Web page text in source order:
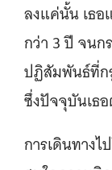
ลงแค่นั้น เธอ
กว่า 3 ปี จนก
ปฏิสัมพันธ์ที่ก
ซึ่งปัจจุบันเธ
การเดินทาง